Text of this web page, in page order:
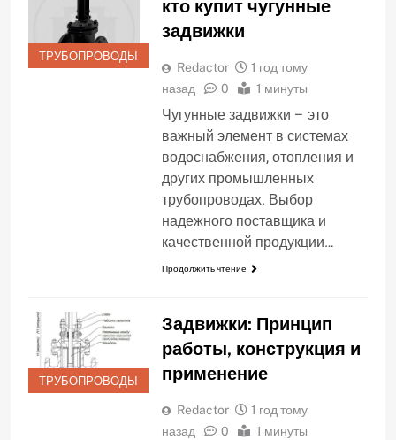
ТРУБОПРОВОДЫ
кто купит чугунные
задвижки
Redactor
1 год тому
назад
0 1 минуты
Чугунные задвижки – это
важный элемент в системах
водоснабжения, отопления и
других промышленных
трубопроводах. Выбор
надежного поставщика и
качественной продукции…
Продолжить чтение
ТРУБОПРОВОДЫ
Задвижки: Принцип
работы, конструкция и
применение
Redactor
1 год тому
назад
0 1 минуты